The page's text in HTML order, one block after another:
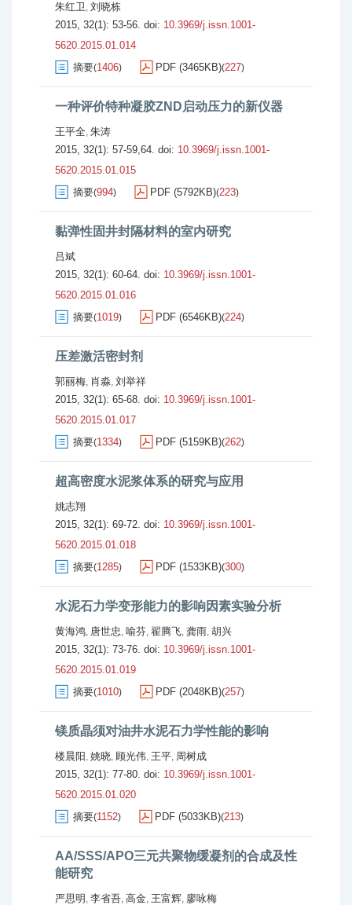
朱红卫, 刘晓栋
2015, 32(1): 53-56. doi: 10.3969/j.issn.1001-
5620.2015.01.014
摘要(1406) PDF (3465KB)(227)
一种评价特种凝胶ZND启动压力的新仪器
王平全, 朱涛
2015, 32(1): 57-59,64. doi: 10.3969/j.issn.1001-
5620.2015.01.015
摘要(994) PDF (5792KB)(223)
黏弹性固井封隔材料的室内研究
吕斌
2015, 32(1): 60-64. doi: 10.3969/j.issn.1001-
5620.2015.01.016
摘要(1019) PDF (6546KB)(224)
压差激活密封剂
郭丽梅, 肖淼, 刘举祥
2015, 32(1): 65-68. doi: 10.3969/j.issn.1001-
5620.2015.01.017
摘要(1334) PDF (5159KB)(262)
超高密度水泥浆体系的研究与应用
姚志翔
2015, 32(1): 69-72. doi: 10.3969/j.issn.1001-
5620.2015.01.018
摘要(1285) PDF (1533KB)(300)
水泥石力学变形能力的影响因素实验分析
黄海鸿, 唐世忠, 喻芬, 翟腾飞, 龚雨, 胡兴
2015, 32(1): 73-76. doi: 10.3969/j.issn.1001-
5620.2015.01.019
摘要(1010) PDF (2048KB)(257)
镁质晶须对油井水泥石力学性能的影响
楼晨阳 , 姚晓, 顾光伟, 王平, 周树成
2015, 32(1): 77-80. doi: 10.3969/j.issn.1001-
5620.2015.01.020
摘要(1152) PDF (5033KB)(213)
AA/SSS/APO三元共聚物缓凝剂的合成及性
能研究
严思明 , 李省吾, 高金, 王富辉, 廖咏梅